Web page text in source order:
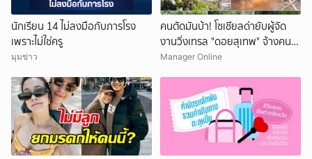
นักเรียน 14 ไม่ลงมือกับภารโรง
เพราะไม่ใช่ครู
มุมข่าว
คนตัดมันบ้า! โซเชียลด่ายับผู้จัด
งานวิ่งเทรล "ดอยสุเทพ" จ้างคน
ตัดต้นไม้ปรับเส้นทางในเขตอุทยา
Manager Online